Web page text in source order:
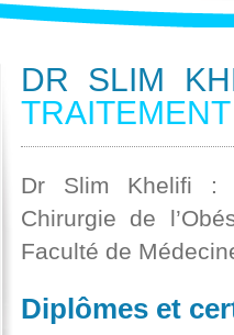
DR SLIM
Dr Slim Khelifi :
Chirurgie de
Faculté de
Diplômes et